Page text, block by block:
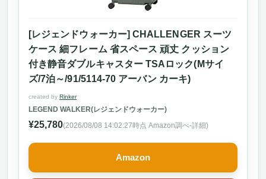
[レジェンドウォーカー] CHALLENGER スーツ
ケース 細フレーム 省スペース 頑丈 クッション
付き静音ダブルキャスター TSAロック(Mサイ
ズ/7泊～/91/5114-70 アーバン カーキ)
created by Rinker
LEGEND WALKER(レジェンドウォーカー)
¥25,780(2026/08/08 14:02:27時点 Amazon調べ-詳細)
Amazon